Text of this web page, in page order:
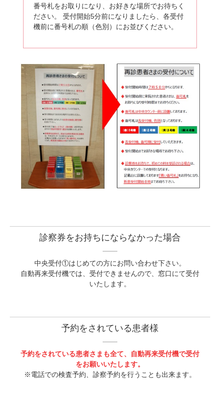
番号札をお取りになり、お好きな場所でお待ちく
ださい。 受付開始5分前になりましたら、各受付
機前に番号札の順（色別）にお並びください。
診察券をお持ちにならなかった場合
中央受付①はじめての方にお問い合わせ下さい。
自動再来受付機では、受付できませんので、窓口にて受付
いたします。
予約をされている患者様
予約をされている患者さまも全て、自動再来受付機で受付
をお願いいたします。
※電話での検査予約、診察予約を行うことも出来ます。